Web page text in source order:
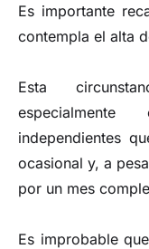
Es importante
contempla el alta
Esta
independientes
ocasional y, a
por un mes
Es improbable